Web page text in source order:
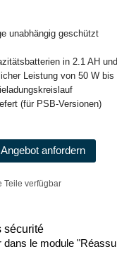
unabhängig geschützt
in 2.1 AH
Leistung von 50 W bis
(für PSB-Versionen)
anfordern
Teile verfügbar
sécurité
dans le module